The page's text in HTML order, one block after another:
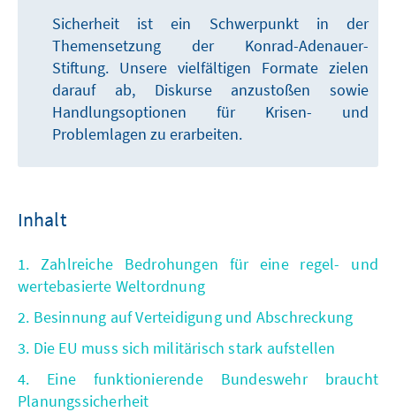
Sicherheit ist ein Schwerpunkt in der
Themensetzung der Konrad-Adenauer-
Stiftung. Unsere vielfältigen Formate zielen
darauf ab, Diskurse anzustoßen sowie
Handlungsoptionen für Krisen- und
Problemlagen zu erarbeiten.
Inhalt
1. Zahlreiche Bedrohungen für eine regel- und
wertebasierte Weltordnung
2. Besinnung auf Verteidigung und Abschreckung
3. Die EU muss sich militärisch stark aufstellen
4. Eine funktionierende Bundeswehr braucht
Planungssicherheit